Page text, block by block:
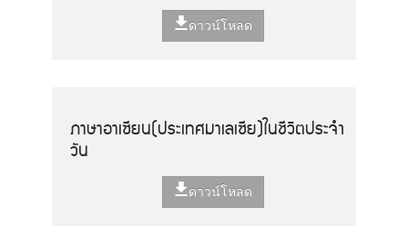
ดาวน์โหลด
ภาษาอาเซียน(ประเทศมาเลเซีย)ในชีวิตประจำ
วัน
ดาวน์โหลด